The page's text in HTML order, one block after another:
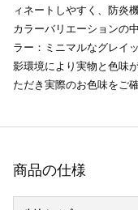
ィネートしやすく、防炎
カラーバリエーションの
ラー：ミニマルなグレイ
影環境により実物と色味
ただき実際のお色味をご
商品の仕様